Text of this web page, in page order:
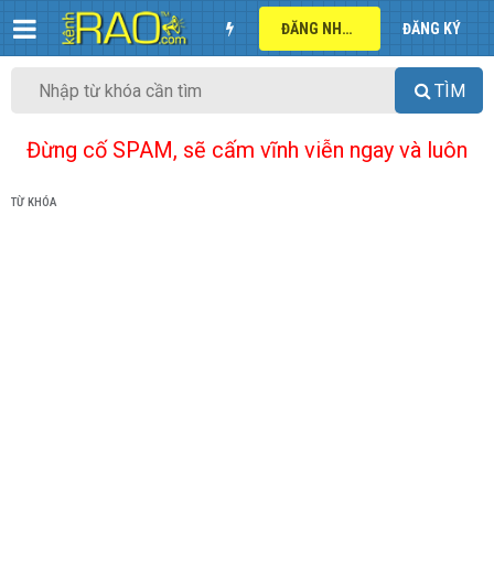
ĐĂNG NHẬP ĐĂNG KÝ
TÌM
Đừng cố SPAM, sẽ cấm vĩnh viễn ngay và luôn
TỪ KHÓA